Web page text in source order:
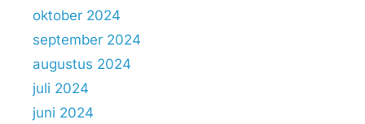
oktober 2024
september 2024
augustus 2024
juli 2024
juni 2024